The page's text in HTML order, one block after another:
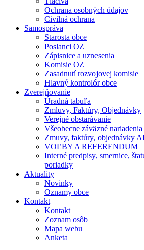
Ochrana osobných údajov
Civilná ochrana
Samospráva
Starosta obce
Poslanci OZ
Zápisnice a uznesenia
Komisie OZ
Zasadnutí rozvojovej komisie
Hlavný kontrolór obce
Zverejňovanie
Úradná tabuľa
Zmluvy, Faktúry, Objednávky
Verejné obstarávanie
Všeobecne záväzné nariadenia
Zmuvy, faktúry, objednávky
VOĽBY A REFERENDUM
Interné predpisy, smernice,
poriadky
Aktuality
Novinky
Oznamy obce
Kontakt
Kontakt
Zoznam osôb
Mapa webu
Anketa